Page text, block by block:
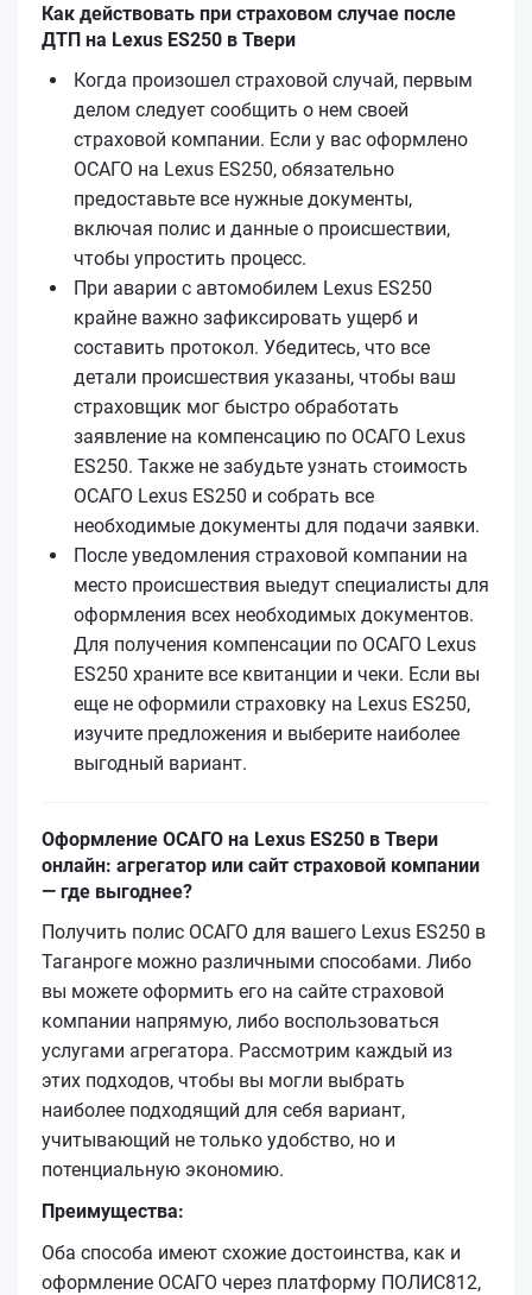
Как действовать при страховом случае после
ДТП на Lexus ES250 в Твери
Когда произошел страховой случай, первым
делом следует сообщить о нем своей
страховой компании. Если у вас оформлено
ОСАГО на Lexus ES250, обязательно
предоставьте все нужные документы,
включая полис и данные о происшествии,
чтобы упростить процесс.
При аварии с автомобилем Lexus ES250
крайне важно зафиксировать ущерб и
составить протокол. Убедитесь, что все
детали происшествия указаны, чтобы ваш
страховщик мог быстро обработать
заявление на компенсацию по ОСАГО Lexus
ES250. Также не забудьте узнать стоимость
ОСАГО Lexus ES250 и собрать все
необходимые документы для подачи заявки.
После уведомления страховой компании на
место происшествия выедут специалисты для
оформления всех необходимых документов.
Для получения компенсации по ОСАГО Lexus
ES250 храните все квитанции и чеки. Если вы
еще не оформили страховку на Lexus ES250,
изучите предложения и выберите наиболее
выгодный вариант.
Оформление ОСАГО на Lexus ES250 в Твери
онлайн: агрегатор или сайт страховой компании
— где выгоднее?
Получить полис ОСАГО для вашего Lexus ES250 в
Таганроге можно различными способами. Либо
вы можете оформить его на сайте страховой
компании напрямую, либо воспользоваться
услугами агрегатора. Рассмотрим каждый из
этих подходов, чтобы вы могли выбрать
наиболее подходящий для себя вариант,
учитывающий не только удобство, но и
потенциальную экономию.
Преимущества:
Оба способа имеют схожие достоинства, как и
оформление ОСАГО через платформу ПОЛИС812,